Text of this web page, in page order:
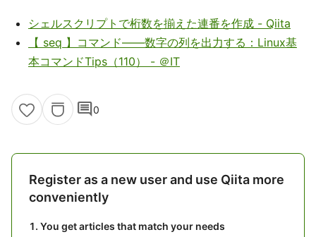
シェルスクリプトで桁数を揃えた連番を作成 - Qiita
【 seq 】コマンド――数字の列を出力する：Linux基
本コマンドTips（110） - ＠IT
comment0
Register as a new user and use Qiita more
conveniently
You get articles that match your needs